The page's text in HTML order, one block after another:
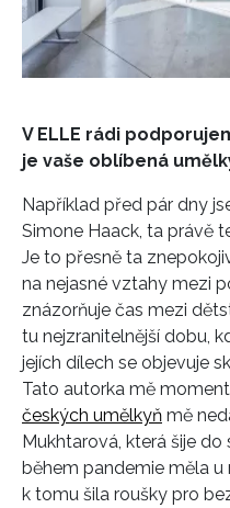
V ELLE rádi
je vaše oblíbená
Například před pár dny
Simone Haack, ta právě
Je to přesně ta
na nejasné vztahy mezi
znázorňuje čas mezi
tu nejzranitelnější dobu,
jejích dílech se objevuje
Tato autorka mě
českých umělkyň mě
Mukhtarová, která šije do
během pandemie měla u
k tomu šila roušky pro